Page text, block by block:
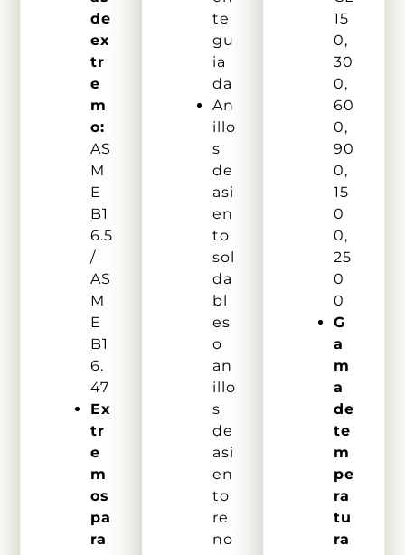
de
ex
tr
e
m
o:
AS
M
E
B1
6.5
/
AS
M
E
B1
6.
47
Ex
tr
e
m
os
pa
ra
te
gu
ia
da
An
illo
s
de
asi
en
to
sol
da
bl
es
o
an
illo
s
de
asi
en
to
re
no
15
0,
30
0,
60
0,
90
0,
15
0
0,
25
0
0
G
a
m
a
de
te
m
pe
ra
tu
ra